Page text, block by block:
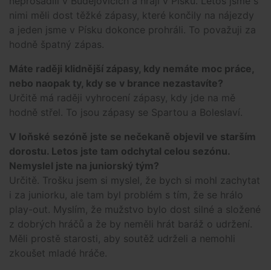
nimi měli dost těžké zápasy, které končily na nájezdy
a jeden jsme v Písku dokonce prohráli. To považuji za
hodně špatný zápas.
Máte raději klidnější zápasy, kdy nemáte moc práce,
nebo naopak ty, kdy se v brance nezastavíte?
Určitě má raději vyhrocení zápasy, kdy jde na mě
hodně střel. To jsou zápasy se Spartou a Boleslaví.
V loňské sezóně jste se nečekaně objevil ve starším
dorostu. Letos jste tam odchytal celou sezónu.
Nemyslel jste na juniorský tým?
Určitě. Trošku jsem si myslel, že bych si mohl zachytat
i za juniorku, ale tam byl problém s tím, že se hrálo
play-out. Myslím, že mužstvo bylo dost silné a složené
z dobrých hráčů a že by neměli hrát baráž o udržení.
Měli prostě starosti, aby soutěž udrželi a nemohli
zkoušet mladé hráče.